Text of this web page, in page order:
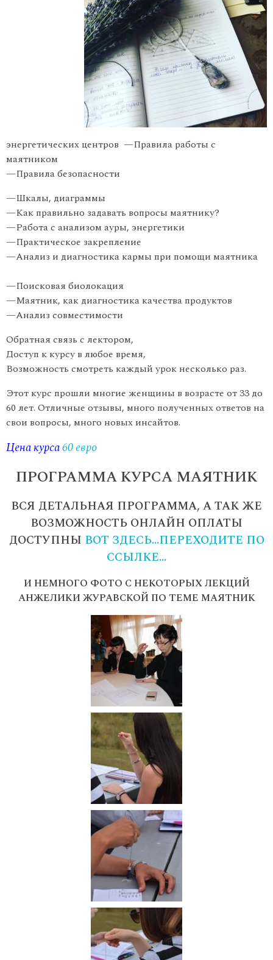
энергетических центров —Правила работы с
маятником
—Правила безопасности
—Шкалы, диаграммы
—Как правильно задавать вопросы маятнику?
—Работа с анализом ауры, энергетики
—Практическое закрепление
—Анализ и диагностика кармы при помощи маятника
—Поисковая биолокация
—Маятник, как диагностика качества продуктов
—Анализ совместимости
Обратная связь с лектором,
Доступ к курсу в любое время,
Возможность смотреть каждый урок несколько раз.
Этот курс прошли многие женщины в возрасте от 33 до
60 лет. Отличные отзывы, много полученных ответов на
свои вопросы, много новых инсайтов.
Цена курса60 евро
ПРОГРАММА КУРСА МАЯТНИК
ВСЯ ДЕТАЛЬНАЯ ПРОГРАММА, А ТАК ЖЕ
ВОЗМОЖНОСТЬ ОНЛАЙН ОПЛАТЫ
ДОСТУПНЫ ВОТ ЗДЕСЬ…ПЕРЕХОДИТЕ ПО
ССЫЛКЕ…
И НЕМНОГО ФОТО С НЕКОТОРЫХ ЛЕКЦИЙ
АНЖЕЛИКИ ЖУРАВСКОЙ ПО ТЕМЕ МАЯТНИК